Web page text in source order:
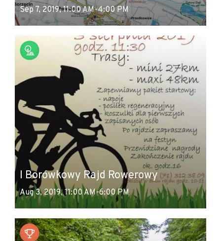
Sep 7, 2019, 11:00 AM-4:00 PM
I Borówkowy Rajd Rowerowy
Aug 3, 2019, 11:00 AM-6:00 PM